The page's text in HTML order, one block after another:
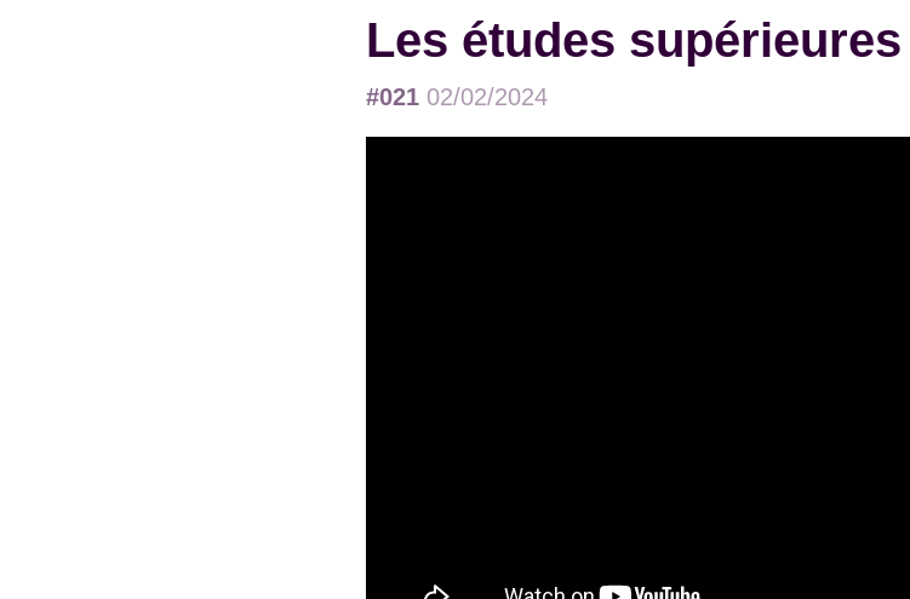
Les études supérieures
#021 02/02/2024